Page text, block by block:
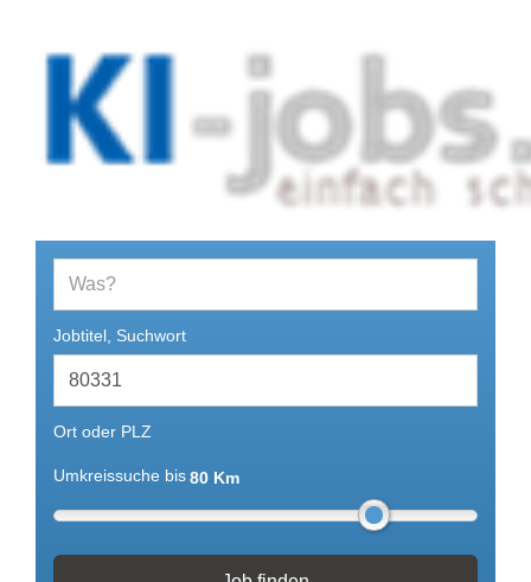
Jobs und Stellenangebote im Bereich
Künstliche Intelligenz
Jobtitel, Suchwort
Ort oder PLZ
Umkreissuche bis80 Km